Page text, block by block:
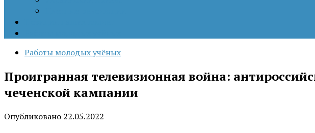
Работы молодых учёных
Проигранная телевизионная война:
чеченской кампании
Опубликовано 22.05.2022